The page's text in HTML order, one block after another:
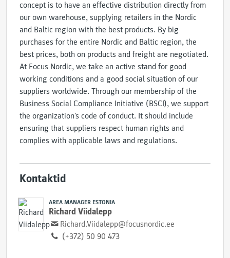
concept is to have an effective distribution directly from
our own warehouse, supplying retailers in the Nordic
and Baltic region with the best products. By big
purchases for the entire Nordic and Baltic region, the
best prices, both on products and freight are negotiated.
At Focus Nordic, we take an active stand for good
working conditions and a good social situation of our
suppliers worldwide. Through our membership of the
Business Social Compliance Initiative (BSCI), we support
the organization's code of conduct. It should include
ensuring that suppliers respect human rights and
complies with applicable laws and regulations.
Kontaktid
AREA MANAGER ESTONIA
Richard Viidalepp
Richard.Viidalepp@focusnordic.ee
(+372) 50 90 473